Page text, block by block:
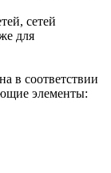
сетей
для
в соответствии
элементы: